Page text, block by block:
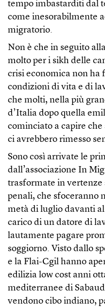
tempo imbastarditi dal
come inesorabilmente
migratorio.
Non è che in seguito
molto per i sikh delle
crisi economica non ha
condizioni di vita e di
che molti, nella più
d’Italia dopo quella
cominciato a capire
ci avrebbero rimesso
Sono così arrivate le
dall’associazione In
trasformate in vertenze
penali, che sfoceranno
metà di luglio davanti
carico di un datore di
lautamente pagare
soggiorno. Visto dallo
e la Flai-Cgil hanno
edilizia low cost anni
mediterranee di
vendono cibo indiano,